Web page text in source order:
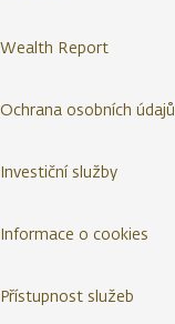
Wealth Report
Ochrana osobních údajů
Investiční služby
Informace o cookies
Přístupnost služeb